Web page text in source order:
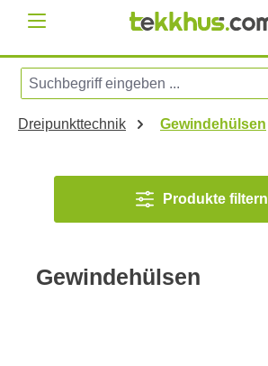
Zum Hauptinhalt springen
Dreipunkttechnik Gewindehülsen
Produkte filtern
Gewindehülsen